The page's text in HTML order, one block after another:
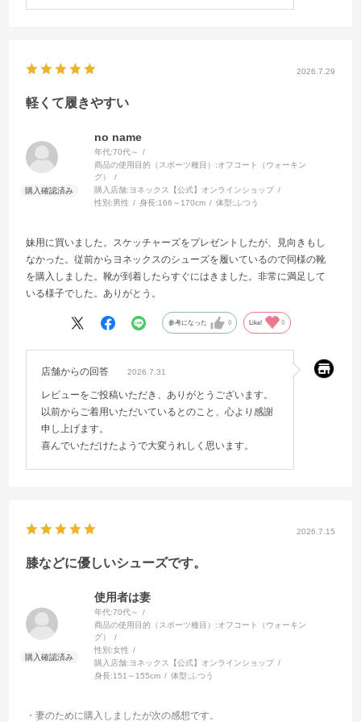
2026.7.29
軽くて履きやすい
no name
年代:70代～
商品の使用目的（スポーツ種目）:オフコート（ウォーキン
グ）
購入店舗: ヨネックス【公式】オンラインショップ
性別:男性 身長:166～170cm 体型: ふつう
妹用に買いました。スケッチャーズをプレゼントしたが、見向きもし
なかった。従前からヨネックスのシューズを履いているので同様の靴
を購入しました。靴が到着したらすぐにはきました。非常に満足して
いる様子でした。ありがとう。
参考になった 0 Like! 0
店舗からの回答 2026.7.31
レビューをご投稿いただき、ありがとうございます。
以前からご着用いただいているとのこと、心より感謝
申し上げます。
喜んでいただけたようで大変うれしく思います。
2026.7.15
膝などに優しいシューズです。
使用者は妻
年代:70代～
商品の使用目的（スポーツ種目）:オフコート（ウォーキン
グ）
性別:女性
購入店舗: ヨネックス【公式】オンラインショップ
身長:151～155cm 体型: ふつう
・妻のために購入しましたが次の感想です。